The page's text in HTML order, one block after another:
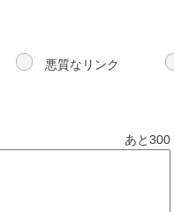
悪質なリンク
あと300